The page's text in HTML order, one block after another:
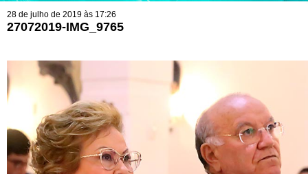
28 de julho de 2019 às 17:26
27072019-IMG_9765